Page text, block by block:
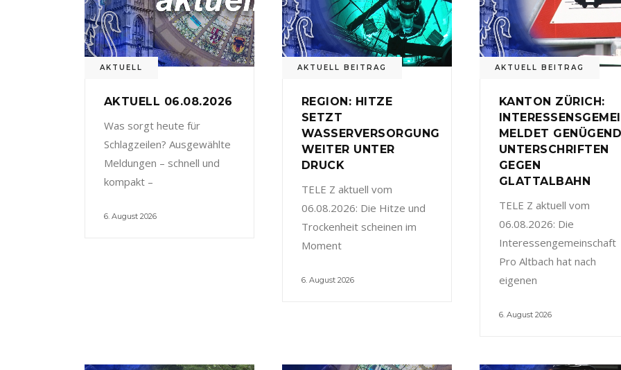
AKTUELL
AKTUELL 06.08.2026
Was sorgt heute für
Schlagzeilen? Ausgewählte
Meldungen – schnell und
kompakt –
6. August 2026
AKTUELL BEITRAG
REGION: HITZE
SETZT
WASSERVERSORGUNG
WEITER UNTER
DRUCK
TELE Z aktuell vom
06.08.2026: Die Hitze und
Trockenheit scheinen im
Moment
6. August 2026
AKTUELL BEITRAG
KANTON ZÜRICH:
MELDET
UNTERSCHRIFTEN
GEGEN
GLATTALBAHN
TELE Z aktuell vom
06.08.2026: Die
Interessengemeinschaft
Pro Altbach hat nach
eigenen
6. August 2026